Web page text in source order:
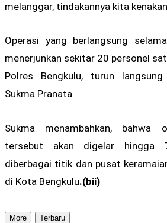
melanggar, tindakannya kita
Operasi yang berlangsung
menerjunkan sekitar 20 personel
Polres Bengkulu, turun
Sukma Pranata.
Sukma menambahkan, bahwa
tersebut akan digelar hingga
diberbagai titik dan pusat
di Kota Bengkulu.(bii)
More Terbaru